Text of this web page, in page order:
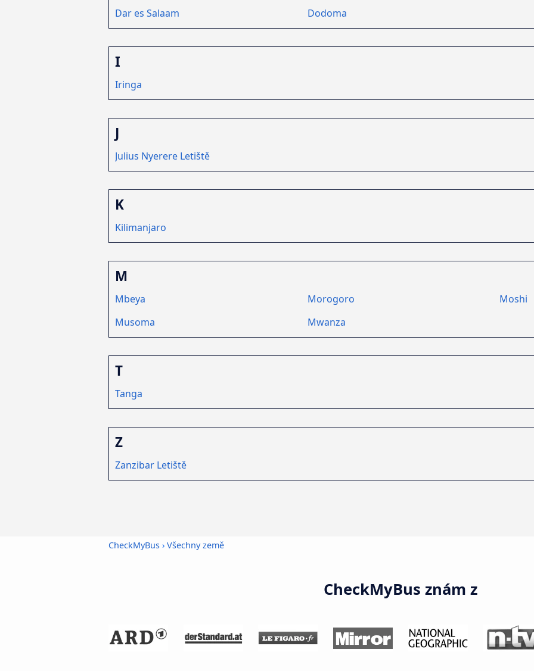
Dar es Salaam Dodoma
I
Iringa
J
Julius Nyerere Letiště
K
Kilimanjaro
M
Mbeya Morogoro
Moshi
Musoma
Mwanza
T
Tanga
Z
Zanzibar Letiště
CheckMyBus › Všechny země
CheckMyBus znám z